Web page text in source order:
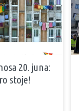
20. juna:
stoje!